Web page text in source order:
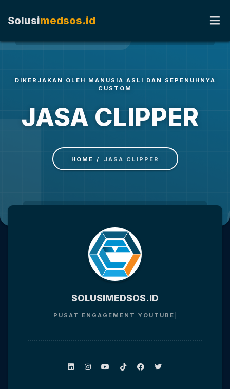
Solusimedsos.id
RATE CARD
DIKERJAKAN OLEH MANUSIA ASLI DAN SEPENUHNYA
CUSTOM
JASA CLIPPER
HOME JASA CLIPPER
SOLUSIMEDSOS.ID
PUSAT ENGAGEMENT YOUTUBE